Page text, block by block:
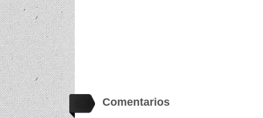
Comentarios